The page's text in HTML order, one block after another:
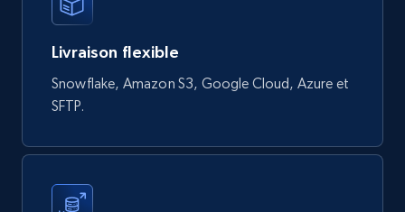
Digikey - Products
Product url, Category url, Part number,
Description, Manufacturer, Manufacturer url,
Datasheet url, Rohs compliant, and more.
775+
Livraison flexible
Snowflake, Amazon S3, Google Cloud, Azure et
SFTP.